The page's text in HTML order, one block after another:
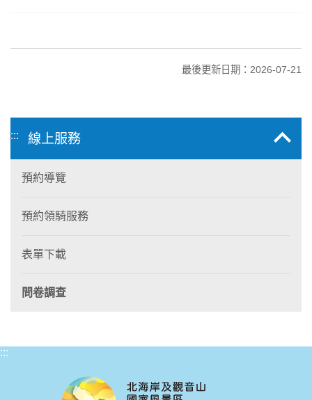
最後更新日期：2026-07-21
::: 線上服務
預約導覽
預約領騎服務
表單下載
問卷調查
:::